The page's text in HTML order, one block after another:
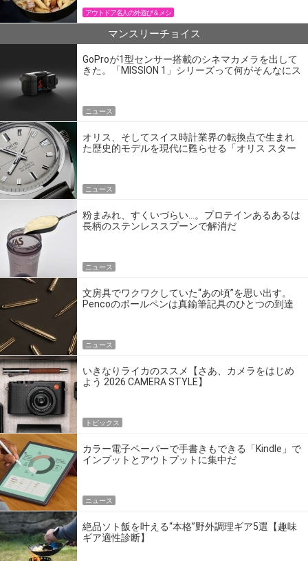
アウトドア名人の外遊び＆メシ
マンスリーチョイス
GoProが1型センサー搭載のシネマカメラを出して
きた。「MISSION 1」シリーズって何がそんなにス
ニュース
オリス、そしてスイス時計業界の転換点で生まれ
た歴史的モデルを現代に甦らせる「オリス スター
ニュース
粉まみれ、すくいづらい…。プロテインあるあるは
長柄のステンレススプーンで解消だ
ニュース
文房具でワクワクしていた“あの頃”を思い出す。
Pencoのボールペンは真鍮筆記具のひとつの到達
ニュース
いきなりライカのススメ【さあ、カメラをはじめ
よう 2026 CAMERA STYLE】
トピックス
カラー電子ペーパーで手書きもできる「Kindle」で
インプットとアウトプットに集中だ
ニュース
絶品ソト飯を叶える“本格”野外調理ギア5選【趣味
ギア適性診断】